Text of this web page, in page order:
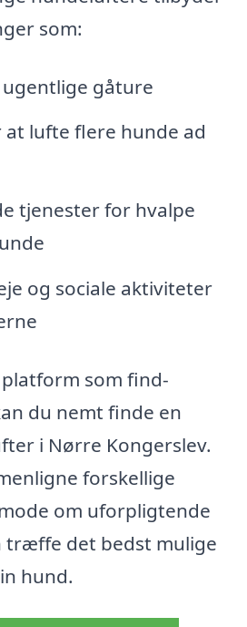
som:
gåture
lufte flere hunde ad
tjenester for hvalpe
og sociale aktiviteter
som find-
du nemt finde en
i Nørre Kongerslev.
forskellige
om uforpligtende
træffe det bedst mulige
hund.